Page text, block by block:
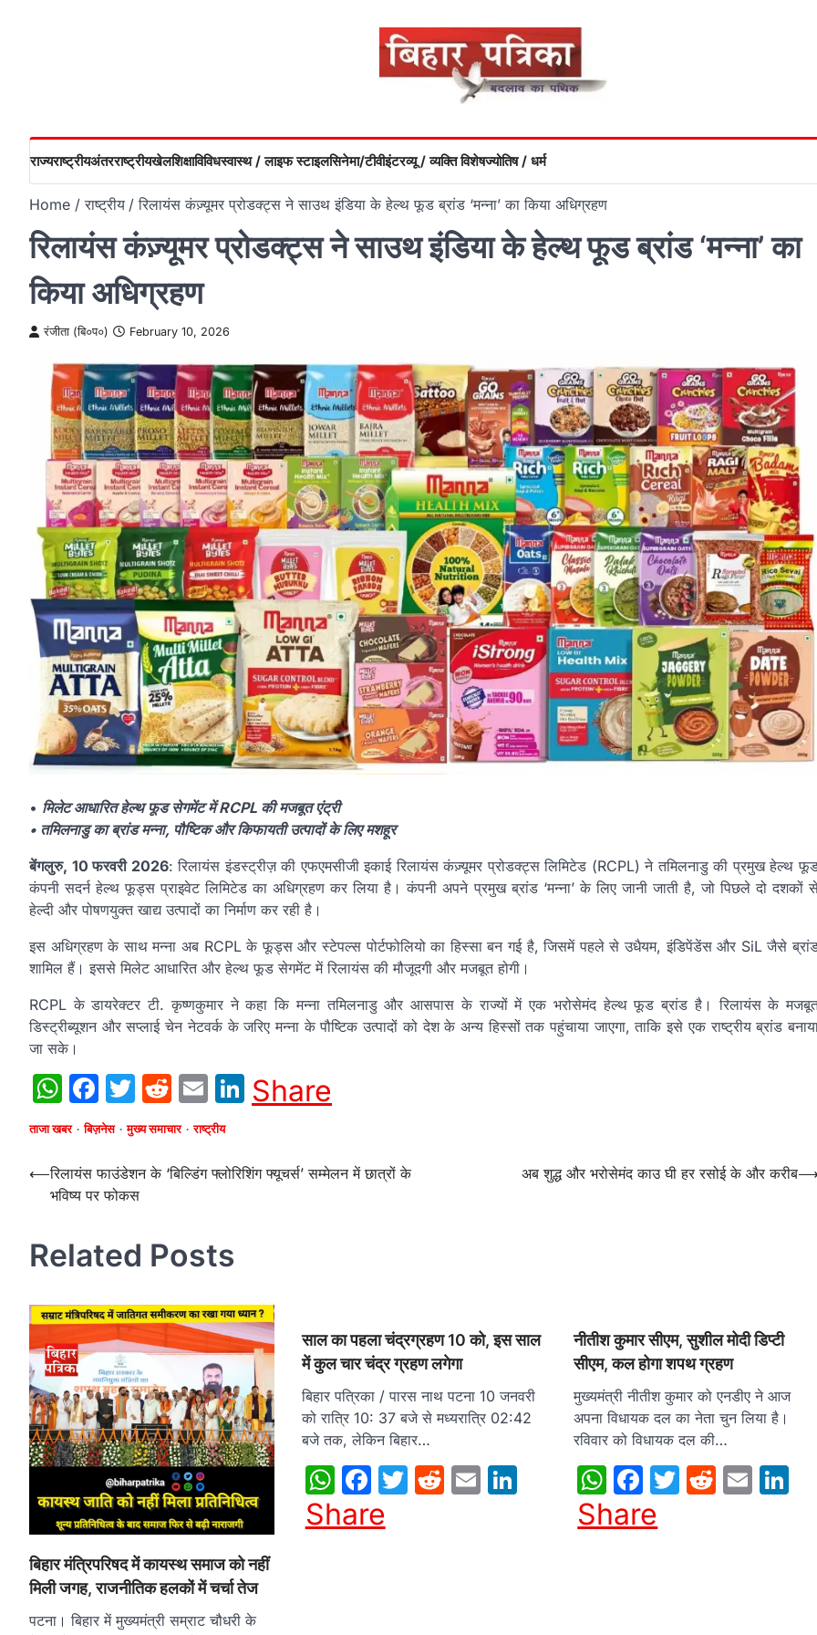
राज्यराष्ट्रीयअंतरराष्ट्रीयखेलशिक्षाविविधस्वास्थ / लाइफ स्टाइलसिनेमा/टीवीइंटरव्यू / व्यक्ति विशेषज्योतिष / धर्म
Home राष्ट्रीय रिलायंस कंज़्यूमर प्रोडक्ट्स ने साउथ इंडिया के हेल्थ फूड ब्रांड ‘मन्ना’ का किया अधिग्रहण
रिलायंस कंज़्यूमर प्रोडक्ट्स ने साउथ इंडिया के हेल्थ फूड ब्रांड ‘मन्ना’ का
किया अधिग्रहण
रंजीता (बि०प०) February 10, 2026
• मिलेट आधारित हेल्थ फूड सेगमेंट में RCPL की मजबूत एंट्री
• तमिलनाडु का ब्रांड मन्ना, पौष्टिक और किफायती उत्पादों के लिए मशहूर
बेंगलुरु, 10 फरवरी 2026: रिलायंस इंडस्ट्रीज़ की एफएमसीजी इकाई रिलायंस कंज़्यूमर प्रोडक्ट्स लिमिटेड (RCPL) ने तमिलनाडु की प्रमुख हेल्थ
कंपनी सदर्न हेल्थ फूड्स प्राइवेट लिमिटेड का अधिग्रहण कर लिया है। कंपनी अपने प्रमुख ब्रांड ‘मन्ना’ के लिए जानी जाती है, जो पिछले दो दशकों
हेल्दी और पोषणयुक्त खाद्य उत्पादों का निर्माण कर रही है।
इस अधिग्रहण के साथ मन्ना अब RCPL के फूड्स और स्टेपल्स पोर्टफोलियो का हिस्सा बन गई है, जिसमें पहले से उधैयम, इंडिपेंडेंस और SiL जैसे
शामिल हैं। इससे मिलेट आधारित और हेल्थ फूड सेगमेंट में रिलायंस की मौजूदगी और मजबूत होगी।
RCPL के डायरेक्टर टी. कृष्णकुमार ने कहा कि मन्ना तमिलनाडु और आसपास के राज्यों में एक भरोसेमंद हेल्थ फूड ब्रांड है। रिलायंस के
डिस्ट्रीब्यूशन और सप्लाई चेन नेटवर्क के जरिए मन्ना के पौष्टिक उत्पादों को देश के अन्य हिस्सों तक पहुंचाया जाएगा, ताकि इसे एक राष्ट्रीय ब्रांड
जा सके।
WhatsApp
Facebook
Twitter
Reddit
EmailLinkedIn
Share
ताजा खबर बिज़नेस मुख्य समाचार राष्ट्रीय
Post
navigation
⟵रिलायंस फाउंडेशन के ‘बिल्डिंग फ्लोरिशिंग फ्यूचर्स’ सम्मेलन में छात्रों के
भविष्य पर फोकस
अब शुद्ध और भरोसेमंद काउ घी हर रसोई के और करीब⟶
Related Posts
बिहार मंत्रिपरिषद में कायस्थ समाज को नहीं
मिली जगह, राजनीतिक हलकों में चर्चा तेज
पटना। बिहार में मुख्यमंत्री सम्राट चौधरी के
साल का पहला चंद्रग्रहण 10 को, इस साल
में कुल चार चंद्र ग्रहण लगेगा
बिहार पत्रिका / पारस नाथ पटना 10 जनवरी
को रात्रि 10: 37 बजे से मध्यरात्रि 02:42
बजे तक, लेकिन बिहार…
WhatsApp
Facebook
Twitter
Reddit
EmailLinkedIn
Share
नीतीश कुमार सीएम, सुशील मोदी डिप्टी
सीएम, कल होगा शपथ ग्रहण
मुख्यमंत्री नीतीश कुमार को एनडीए ने आज
अपना विधायक दल का नेता चुन लिया है।
रविवार को विधायक दल की…
WhatsApp
Facebook
Twitter
Reddit
Email
Share